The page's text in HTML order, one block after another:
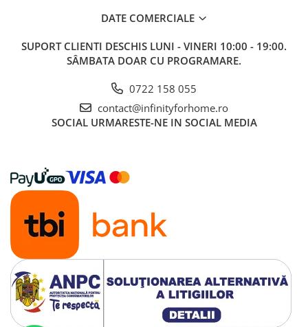
DATE COMERCIALE
SUPORT CLIENTI DESCHIS LUNI - VINERI 10:00 - 19:00.
SÂMBATA DOAR CU PROGRAMARE.
0722 158 055
contact@infinityforhome.ro
SOCIAL URMARESTE-NE IN SOCIAL MEDIA